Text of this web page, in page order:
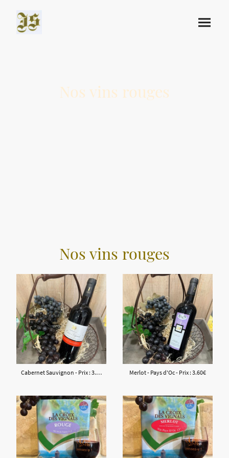
Nos vins rouges
Nos vins rouges
Cabernet Sauvignon - Prix : 3.60€ Merlot - Pays d'Oc - Prix : 3.60€